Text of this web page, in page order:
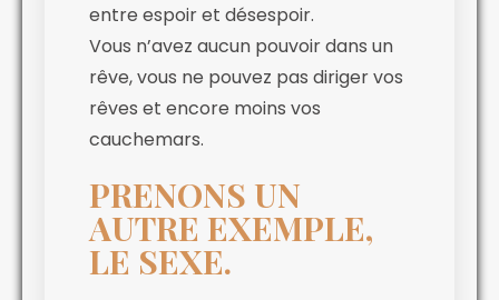
entre espoir et désespoir.
Vous n’avez aucun pouvoir dans un
rêve, vous ne pouvez pas diriger vos
rêves et encore moins vos
cauchemars.
PRENONS UN
AUTRE EXEMPLE,
LE SEXE.